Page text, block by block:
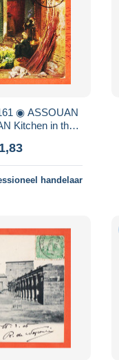
Kitchen in the
handelaar